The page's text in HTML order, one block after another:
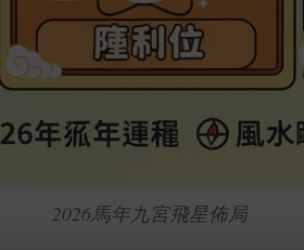
2026馬年九宮飛星佈局